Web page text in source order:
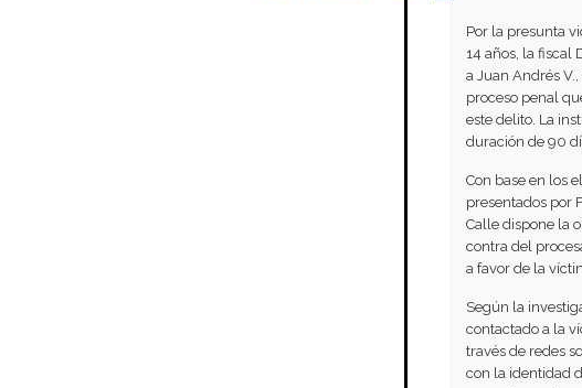
Por la presunta
14 años, la fiscal
a Juan Andrés
proceso penal
este delito. La
duración de 90
Con base en los
presentados por
Calle dispone la
contra del
a favor de la
Según la
contactado a la
través de redes
con la identidad